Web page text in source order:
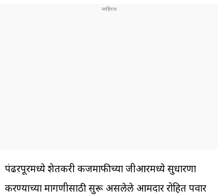
पंढरपूरमध्ये शेतकरी कर्जमाफीच्या जीआरमध्ये सुधारणा
करण्याच्या मागणीसाठी सुरू असलेले आमदार रोहित पवार